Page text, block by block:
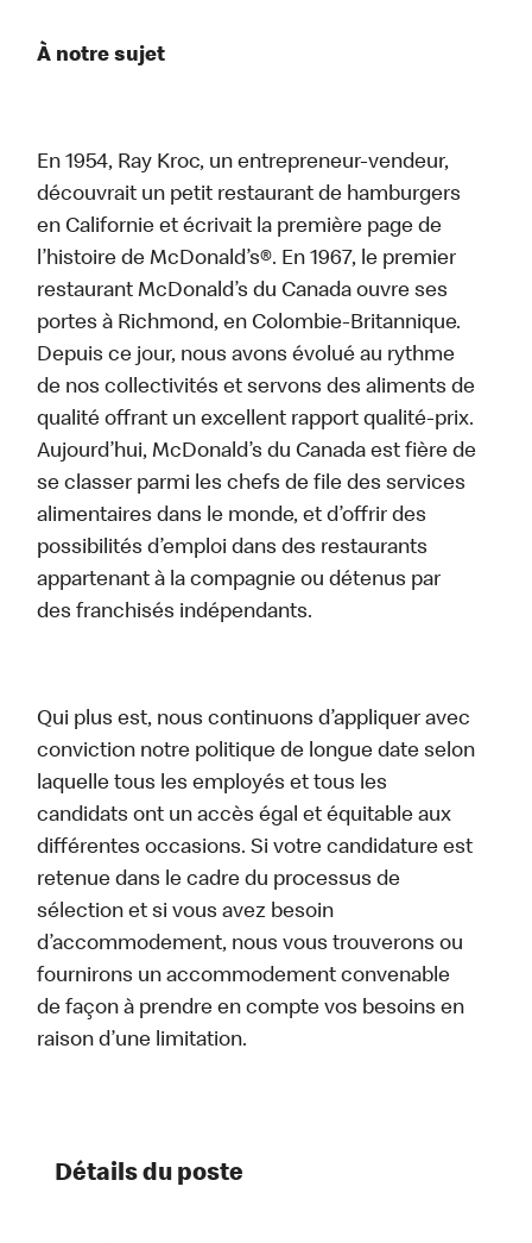
À notre sujet
En 1954, Ray Kroc, un entrepreneur-vendeur,
découvrait un petit restaurant de hamburgers
en Californie et écrivait la première page de
l’histoire de McDonald’s®. En 1967, le premier
restaurant McDonald’s du Canada ouvre ses
portes à Richmond, en Colombie-Britannique.
Depuis ce jour, nous avons évolué au rythme
de nos collectivités et servons des aliments de
qualité offrant un excellent rapport qualité-prix.
Aujourd’hui, McDonald’s du Canada est fière de
se classer parmi les chefs de file des services
alimentaires dans le monde, et d’offrir des
possibilités d’emploi dans des restaurants
appartenant à la compagnie ou détenus par
des franchisés indépendants.
Qui plus est, nous continuons d’appliquer avec
conviction notre politique de longue date selon
laquelle tous les employés et tous les
candidats ont un accès égal et équitable aux
différentes occasions. Si votre candidature est
retenue dans le cadre du processus de
sélection et si vous avez besoin
d’accommodement, nous vous trouverons ou
fournirons un accommodement convenable
de façon à prendre en compte vos besoins en
raison d’une limitation.
Détails du poste